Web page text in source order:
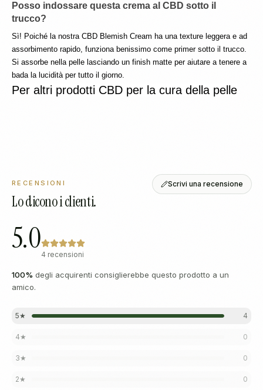
Posso indossare questa crema al CBD sotto il
trucco?
Sì! Poiché la nostra CBD Blemish Cream ha una texture leggera e ad
assorbimento rapido, funziona benissimo come primer sotto il trucco.
Si assorbe nella pelle lasciando un finish matte per aiutare a tenere a
bada la lucidità per tutto il giorno.
Per altri prodotti CBD per la cura della pelle
RECENSIONI
Lo dicono i clienti.
Scrivi una recensione
5.04 recensioni
100% degli acquirenti consiglierebbe questo prodotto a un
amico.
5★ 4
4★ 0
3★ 0
2★ 0